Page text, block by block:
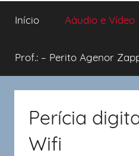
Início Aáudio e Vídeo
Prof.: – Perito Agenor
Perícia
Wifi